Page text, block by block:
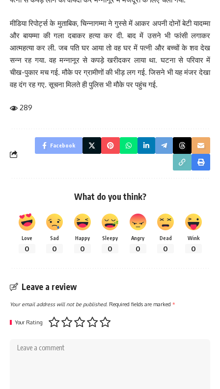
मीडिया रिपोर्ट्स के मुताबिक, चिन्नागम्मा ने गुस्से में आकर अपनी दोनों बेटी यादम्मा
और बायम्मा की गला दबाकर हत्या कर दी. बाद में उसने भी फांसी लगाकर
आत्महत्या कर ली. जब पति घर आया तो वह घर में पत्नी और बच्चों के शव देख
सन्न रह गया. वह मन्नानूर से कपड़े खरीदकर लाया था. घटना से परिवार में
चीख-पुकार मच गई. मौके पर ग्रामीणों की भीड़ लग गई. जिसने भी यह मंजर देखा
वह दंग रह गए. सूचना मिलते ही पुलिस भी मौके पर पहुंच गई.
289
Facebook
What do you think?
Love
0
Sad
0
Happy
0
Sleepy
0
Angry
0
Dead
0
Wink
0
Leave a review
Your email address will not be published. Required fields are marked *
Your Rating